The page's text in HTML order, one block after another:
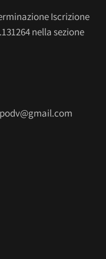
Iscrizione
nella sezione